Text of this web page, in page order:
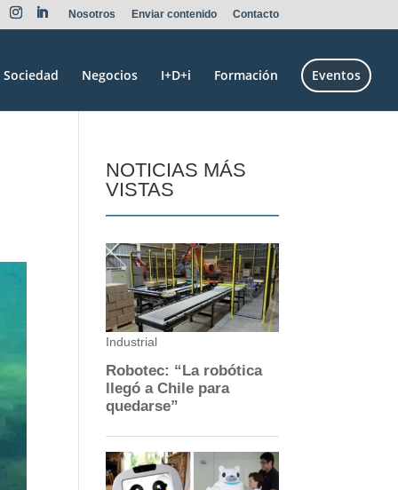
Nosotros Enviar contenido Contacto
Sociedad Negocios I+D+i Formación Eventos
NOTICIAS MÁS
VISTAS